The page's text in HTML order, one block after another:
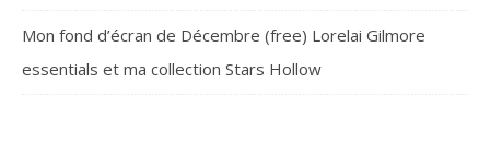
Mon fond d’écran de Décembre (free) Lorelai Gilmore
essentials et ma collection Stars Hollow